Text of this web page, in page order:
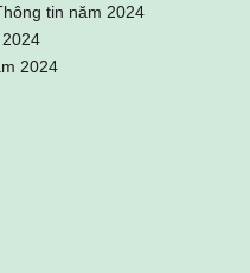
tin năm 2024
2024